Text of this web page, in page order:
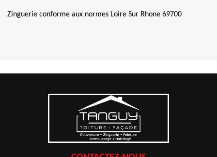
Zinguerie conforme aux normes Loire Sur Rhone 69700